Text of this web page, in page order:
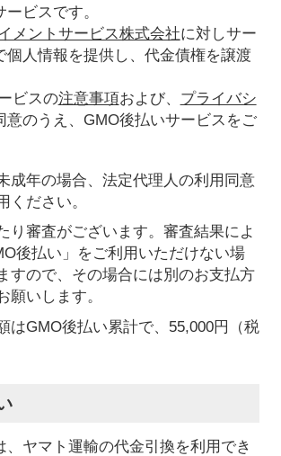
ビスです。
メントサービス株式会社に対しサー
個人情報を提供し、代金債権を譲渡
ビスの注意事項および、 プライバシ
意のうえ、GMO後払いサービスをご
成年の場合、法定代理人の利用同意
ください。
り審査がございます。審査結果によ
後払い」をご利用いただけない場
すので、その場合には別のお支払方
願いします。
はGMO後払い累計で、55,000円（税
、ヤマト運輸の代金引換を利用でき